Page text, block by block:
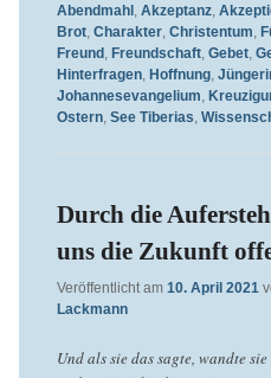
Abendmahl , Akzeptanz,
Brot, Charakter, Christentum,
Freund , Freundschaft, Gebet,
Hinterfragen, Hoffnung,
Johannesevangelium,
Ostern, See Tiberias,
Durch die
uns die Zukunft
Veröffentlicht am 10. April 2021
Lackmann
Und als sie das sagte, wandte